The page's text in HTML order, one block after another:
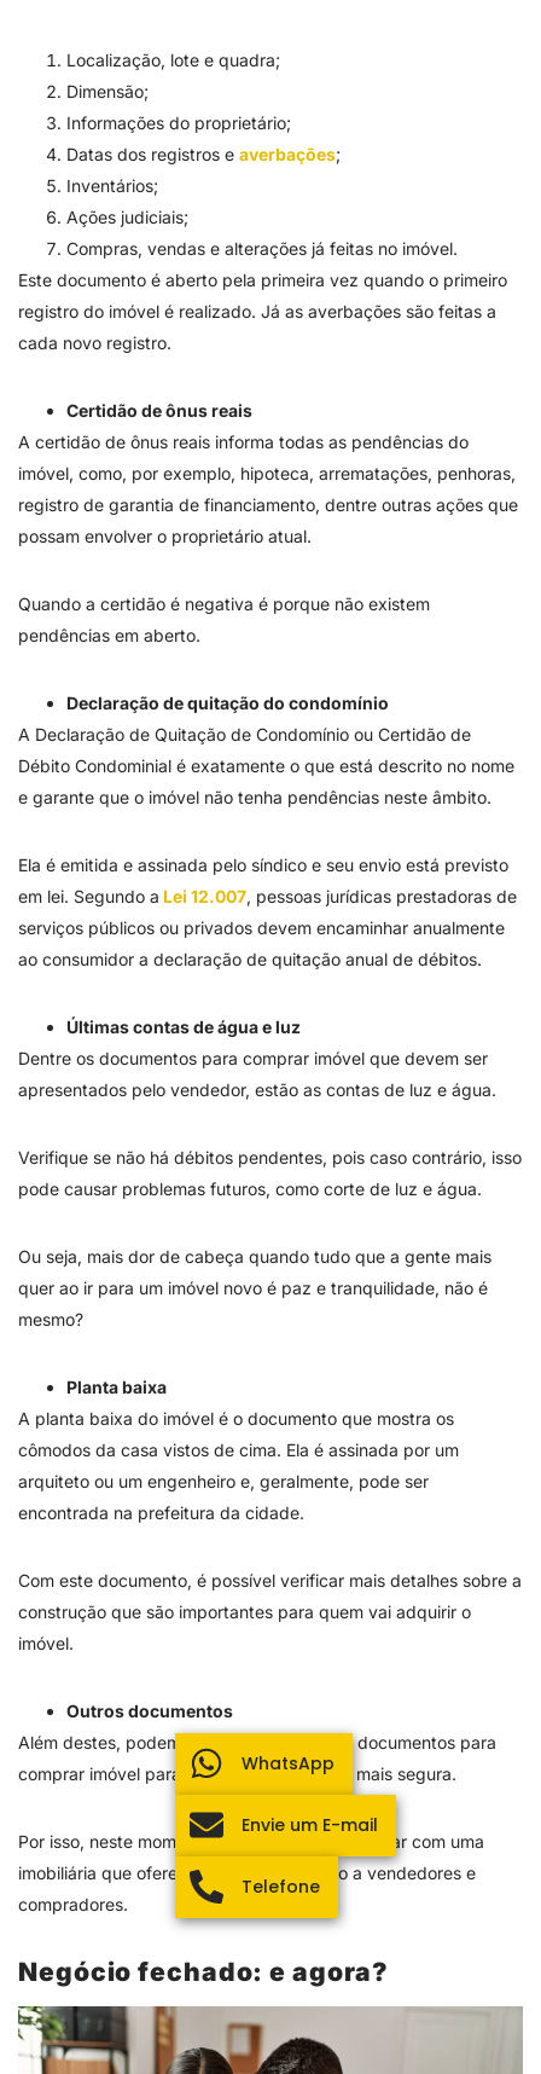
Localização, lote e quadra;
Dimensão;
Informações do proprietário;
Datas dos registros e averbações;
Inventários;
Ações judiciais;
Compras, vendas e alterações já feitas no imóvel.
Este documento é aberto pela primeira vez quando o primeiro
registro do imóvel é realizado. Já as averbações são feitas a
cada novo registro.
Certidão de ônus reais
A certidão de ônus reais informa todas as pendências do
imóvel, como, por exemplo, hipoteca, arrematações, penhoras,
registro de garantia de financiamento, dentre outras ações que
possam envolver o proprietário atual.
Quando a certidão é negativa é porque não existem
pendências em aberto.
Declaração de quitação do condomínio
A Declaração de Quitação de Condomínio ou Certidão de
Débito Condominial é exatamente o que está descrito no nome
e garante que o imóvel não tenha pendências neste âmbito.
Ela é emitida e assinada pelo síndico e seu envio está previsto
em lei. Segundo a Lei 12.007, pessoas jurídicas prestadoras de
serviços públicos ou privados devem encaminhar anualmente
ao consumidor a declaração de quitação anual de débitos.
Últimas contas de água e luz
Dentre os documentos para comprar imóvel que devem ser
apresentados pelo vendedor, estão as contas de luz e água.
Verifique se não há débitos pendentes, pois caso contrário, isso
pode causar problemas futuros, como corte de luz e água.
Ou seja, mais dor de cabeça quando tudo que a gente mais
quer ao ir para um imóvel novo é paz e tranquilidade, não é
mesmo?
Planta baixa
A planta baixa do imóvel é o documento que mostra os
cômodos da casa vistos de cima. Ela é assinada por um
arquiteto ou um engenheiro e, geralmente, pode ser
encontrada na prefeitura da cidade.
Com este documento, é possível verificar mais detalhes sobre a
construção que são importantes para quem vai adquirir o
imóvel.
Outros documentos
Além destes, podem ser solicitados outros documentos para
comprar imóvel para garantir uma compra mais segura.
Por isso, neste momento tenha certeza de contar com uma
imobiliária que ofereça suporte adequado a vendedores e
compradores.
Negócio fechado: e agora?
WhatsApp
Envie um E-mail
Telefone